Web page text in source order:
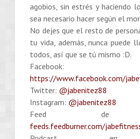
agobios, sin estrés y haciendo
sea necesario hacer según el
No dejes que el resto de
tu vida, además, nunca puede
todos, así que se tú mismo :D.
Facebook:
https://www.facebook.com/
Twitter: @jabenitez88
Instagram: @jabenitez88
Feed de
feeds.feedburner.com/